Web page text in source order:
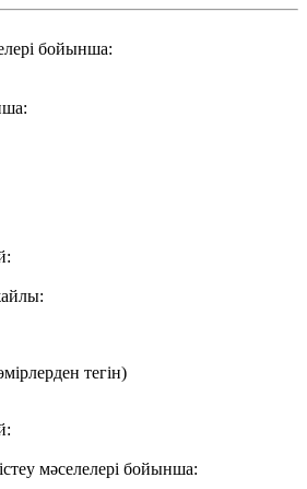
бойынша:
тегін)
мәселелері бойынша: